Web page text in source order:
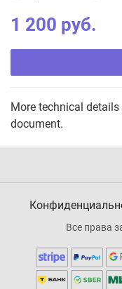
1 200 руб.
More technical
document.
Все права